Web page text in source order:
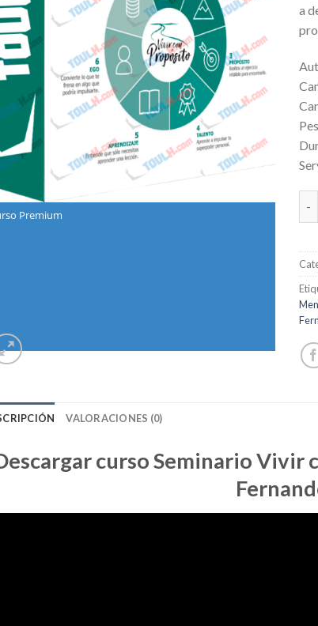
Premium
a
VALORACIONES (0)
curso Seminario Vivir